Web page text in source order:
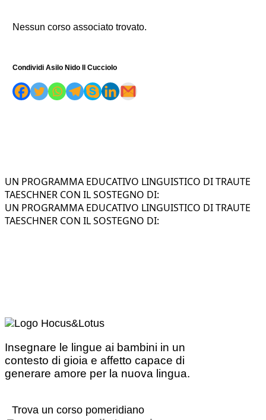
Nessun corso associato trovato.
Condividi Asilo Nido Il Cucciolo
UN PROGRAMMA EDUCATIVO LINGUISTICO DI TRAUTE
TAESCHNER CON IL SOSTEGNO DI:
UN PROGRAMMA EDUCATIVO LINGUISTICO DI TRAUTE
TAESCHNER CON IL SOSTEGNO DI:
Insegnare le lingue ai bambini in un
contesto di gioia e affetto capace di
generare amore per la nuova lingua.
Trova un corso pomeridiano